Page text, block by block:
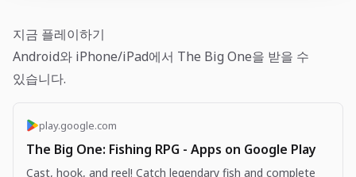
지금 플레이하기
Android와 iPhone/iPad에서 The Big One을 받을 수
있습니다.
play.google.com
The Big One: Fishing RPG - Apps on Google Play
Cast, hook, and reel! Catch legendary fish and complete